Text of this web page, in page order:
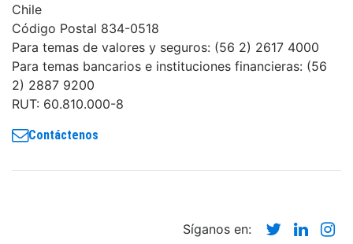
Chile
Código Postal 834-0518
Para temas de valores y seguros: (56 2) 2617 4000
Para temas bancarios e instituciones financieras: (56
2) 2887 9200
RUT: 60.810.000-8
Contáctenos
Síganos en: Twitter